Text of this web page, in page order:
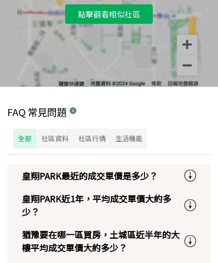
點擊觀看相似社區
FAQ 常見問題
全部 社區資料 社區行情 生活機能
皇翔PARK最近的成交單價是多少？
皇翔PARK近1年，平均成交單價大約多
少？
猶豫要在哪一區買房，土城區近半年的大
樓平均成交單價大約多少？